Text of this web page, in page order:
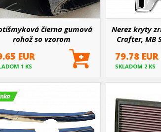
čierna gumová
rohož so vzorom
plechu 300 x
200 cm
EUR
1 KS
Nerez kryty
Crafter, MB
79.78 EUR
SKLADOM 2 KS